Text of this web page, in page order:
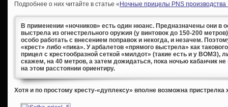
Подробнее о них читайте в статье « Ночные прицелы PNS
В применении «ночников» есть один нюанс. Предназначены они в
выстрела из огнестрельного оружия (у винтовок до 150-200
особо работать с внесением поправок и некогда, и незачем.
«крест» либо «пика». У арбалетов «прямого выстрела» как
прицел с крестообразной сеткой «милдот» (такие есть и у ВОМЗ),
скажем, на 40 метров, а затем дожидаться, пока ночью кабанчик
на этом расстоянии ориентиру.
Хотя и по простому кресту-«дуплексу» вполне возможна пристрелка